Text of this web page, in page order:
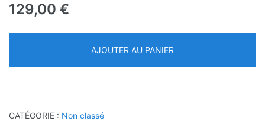
129,00 €
AJOUTER AU PANIER
CATÉGORIE : Non classé